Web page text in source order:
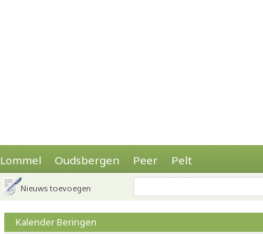
Lommel Oudsbergen Peer Pelt
Nieuws toevoegen
Kalender Beringen